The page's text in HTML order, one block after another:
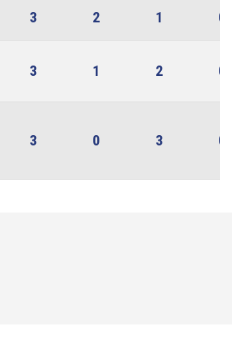
3 2 1 0
3 1 2 0
3 0 3 0